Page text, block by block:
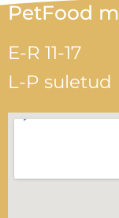
PetFood
E-R 11-17
L-P suletud